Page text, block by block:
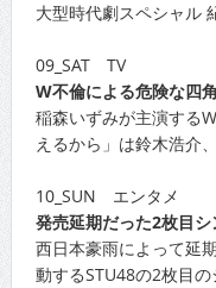
大型時代劇スペシャル
09_SAT TV
W不倫による危険な四
稲森いずみが主演する
えるから」は鈴木浩介
10_SUN エンタメ
発売延期だった2枚目
西日本豪雨によって延
動するSTU48の2枚目の